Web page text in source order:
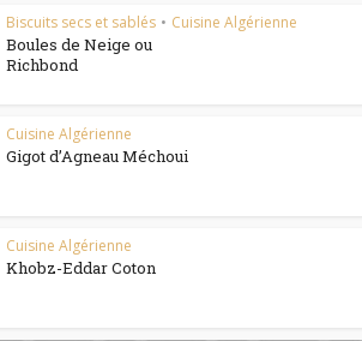
Biscuits secs et sablés • Cuisine Algérienne
Boules de Neige ou
Richbond
Cuisine Algérienne
Gigot d’Agneau Méchoui
Cuisine Algérienne
Khobz-Eddar Coton